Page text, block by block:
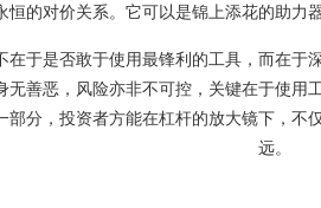
恒的对价关系。它可以是锦上添花的助力
在于是否敢于使用最锋利的工具，而在
善恶，风险亦非不可控，关键在于使用
分，投资者方能在杠杆的放大镜下，
远。